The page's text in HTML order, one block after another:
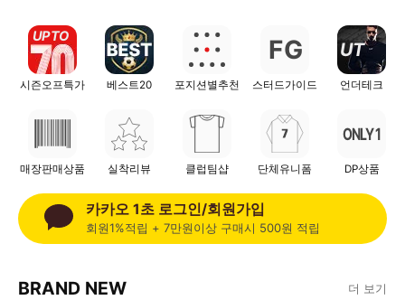
UP TO
시즌오프특가 베스트20 포지션별추천
FG
스터드가이드
UT
언더테크
매장판매상품 실착리뷰 클럽팀샵 단체유니폼
ONLY 1
DP상품
카카오 1초 로그인/회원가입
회원1%적립 + 7만원이상 구매시 500원 적립
BRAND NEW 더 보기